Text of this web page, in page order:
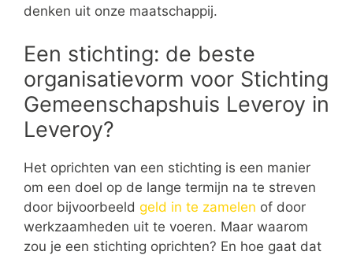
denken uit onze maatschappij.
Een stichting: de beste
organisatievorm voor Stichting
Gemeenschapshuis Leveroy in
Leveroy?
Het oprichten van een stichting is een manier
om een doel op de lange termijn na te streven
door bijvoorbeeld geld in te zamelen of door
werkzaamheden uit te voeren. Maar waarom
zou je een stichting oprichten? En hoe gaat dat